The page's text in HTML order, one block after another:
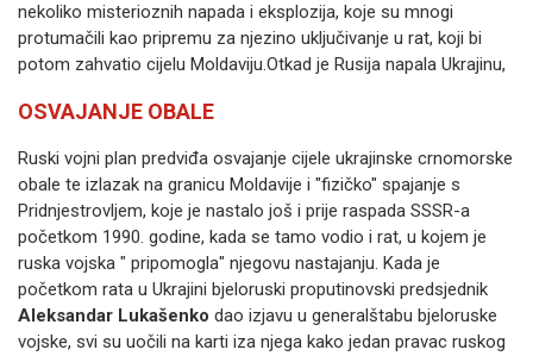
nekoliko misterioznih napada i eksplozija, koje su mnogi
protumačili kao pripremu za njezino uključivanje u rat, koji bi
potom zahvatio cijelu Moldaviju.Otkad je Rusija napala Ukrajinu,
OSVAJANJE OBALE
Ruski vojni plan predviđa osvajanje cijele ukrajinske crnomorske
obale te izlazak na granicu Moldavije i "fizičko" spajanje s
Pridnjestrovljem, koje je nastalo još i prije raspada SSSR-a
početkom 1990. godine, kada se tamo vodio i rat, u kojem je
ruska vojska " pripomogla" njegovu nastajanju. Kada je
početkom rata u Ukrajini bjeloruski proputinovski predsjednik
Aleksandar Lukašenko dao izjavu u generalštabu bjeloruske
vojske, svi su uočili na karti iza njega kako jedan pravac ruskog